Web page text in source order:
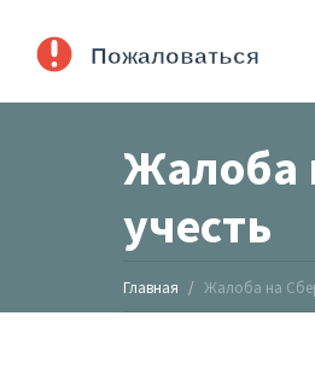
Жалоба
учесть
Главная Жалоба на